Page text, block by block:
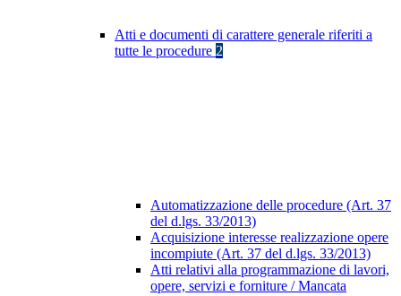
Atti e documenti di carattere generale riferiti a
tutte le procedure 2
Automatizzazione delle procedure (Art. 37
del d.lgs. 33/2013)
Acquisizione interesse realizzazione opere
incompiute (Art. 37 del d.lgs. 33/2013)
Atti relativi alla programmazione di lavori,
opere, servizi e forniture / Mancata